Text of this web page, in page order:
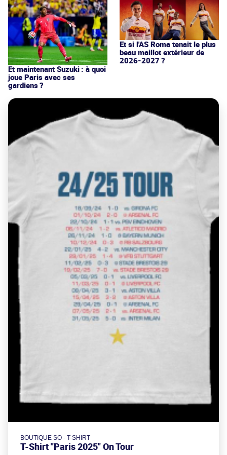
Et maintenant Suzuki : à quoi
joue Paris avec ses
gardiens ?
Et si l'AS Roma tenait le plus
beau maillot extérieur de
2026-2027 ?
BOUTIQUE SO - T-SHIRT
T-Shirt "Paris 2025" On Tour